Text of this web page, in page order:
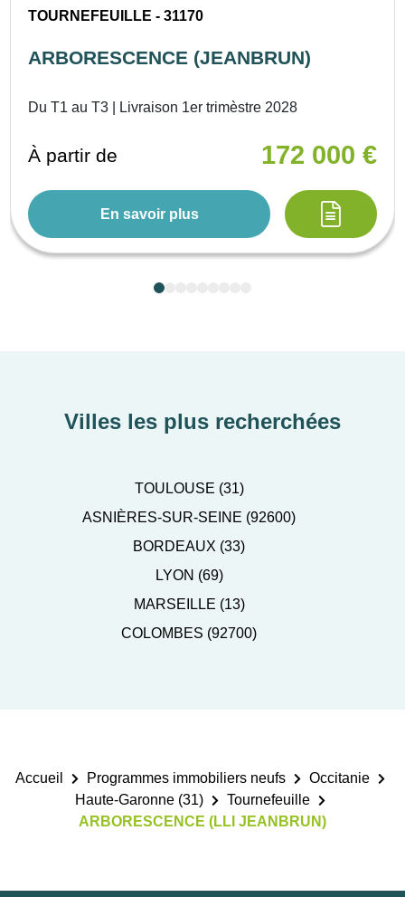
TOURNEFEUILLE - 31170
ARBORESCENCE (JEANBRUN)
Du T1 au T3 | Livraison 1er trimèstre 2028
À partir de 172 000 €
En savoir plus
Villes les plus recherchées
TOULOUSE (31)
ASNIÈRES-SUR-SEINE (92600)
BORDEAUX (33)
LYON (69)
MARSEILLE (13)
COLOMBES (92700)
Accueil Programmes immobiliers neufs
Occitanie
Haute-Garonne (31)
Tournefeuille
ARBORESCENCE (LLI JEANBRUN)